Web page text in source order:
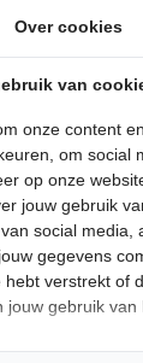
2026 • 20:30 UUR
Tickets
Meer info
Over cookies
van
onze content
om social
op onze
jouw gebruik
social media,
gegevens
verstrekt of
gebruik van